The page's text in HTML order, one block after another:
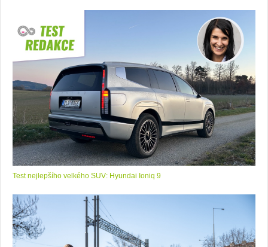
Test nejlepšího velkého SUV: Hyundai Ioniq 9